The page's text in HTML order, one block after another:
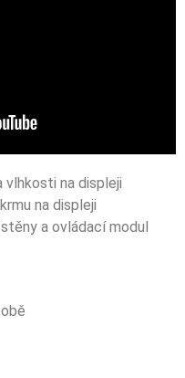
na displeji
na displeji
a ovládací modul